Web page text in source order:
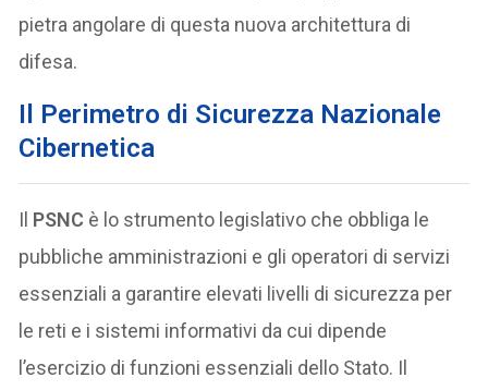
pietra angolare di questa nuova architettura di
difesa.
Il Perimetro di Sicurezza Nazionale
Cibernetica
Il PSNC è lo strumento legislativo che obbliga le
pubbliche amministrazioni e gli operatori di servizi
essenziali a garantire elevati livelli di sicurezza per
le reti e i sistemi informativi da cui dipende
l’esercizio di funzioni essenziali dello Stato. Il